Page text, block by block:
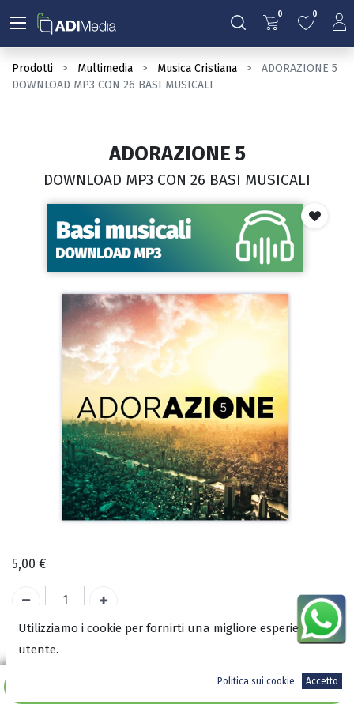
0 0
Prodotti Multimedia Musica Cristiana
ADORAZIONE 5
DOWNLOAD MP3 CON 26 BASI MUSICALI
Aggiungi al carrello
ADORAZIONE 5
DOWNLOAD MP3 CON 26 BASI MUSICALI
5,00 €
ISBN:
Utilizziamo i cookie per fornirti una migliore esperienza
utente.
Politica sui cookie Accetto